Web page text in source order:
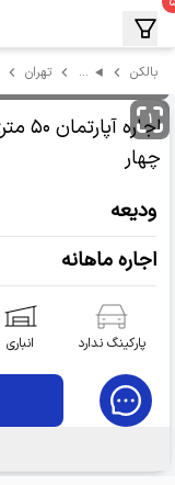
بالکن … تهران
۱
اجاره آپارتمان ۵۰ متری شمس آباد مظفری
چهار
ودیعه
اجاره ماهانه
پارکینگ ندارد انباری